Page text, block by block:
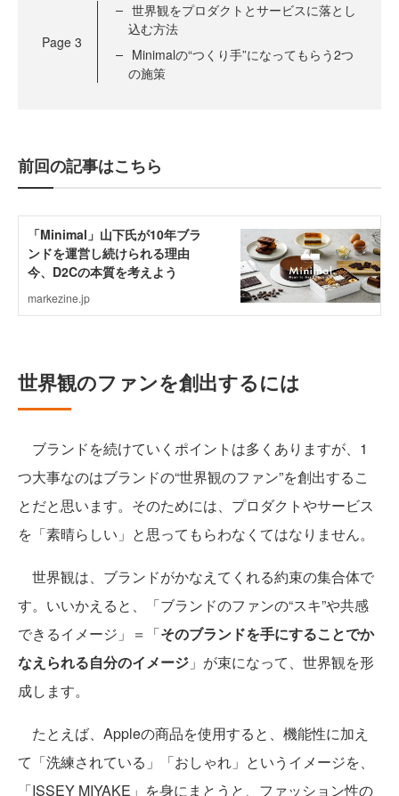
Page 3
世界観をプロダクトとサービスに落とし
込む方法
Minimalの“つくり手”になってもらう2つ
の施策
前回の記事はこちら
世界観のファンを創出するには
ブランドを続けていくポイントは多くありますが、1
つ大事なのはブランドの“世界観のファン”を創出するこ
とだと思います。そのためには、プロダクトやサービス
を「素晴らしい」と思ってもらわなくてはなりません。
世界観は、ブランドがかなえてくれる約束の集合体で
す。いいかえると、「ブランドのファンの“スキ”や共感
できるイメージ」＝「そのブランドを手にすることでか
なえられる自分のイメージ 」が束になって、世界観を形
成します。
たとえば、Appleの商品を使用すると、機能性に加え
て「洗練されている」「おしゃれ」というイメージを、
「ISSEY MIYAKE」を身にまとうと、ファッション性の